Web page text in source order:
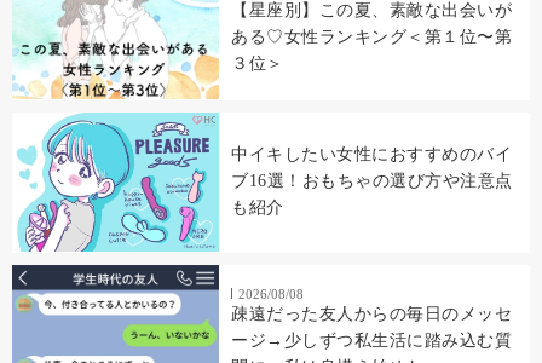
【星座別】この夏、素敵な出会いが
ある♡女性ランキング＜第１位〜第
３位＞
中イキしたい女性におすすめのバイ
ブ16選！おもちゃの選び方や注意点
も紹介
2026/08/08
疎遠だった友人からの毎日のメッセ
ージ→少しずつ私生活に踏み込む質